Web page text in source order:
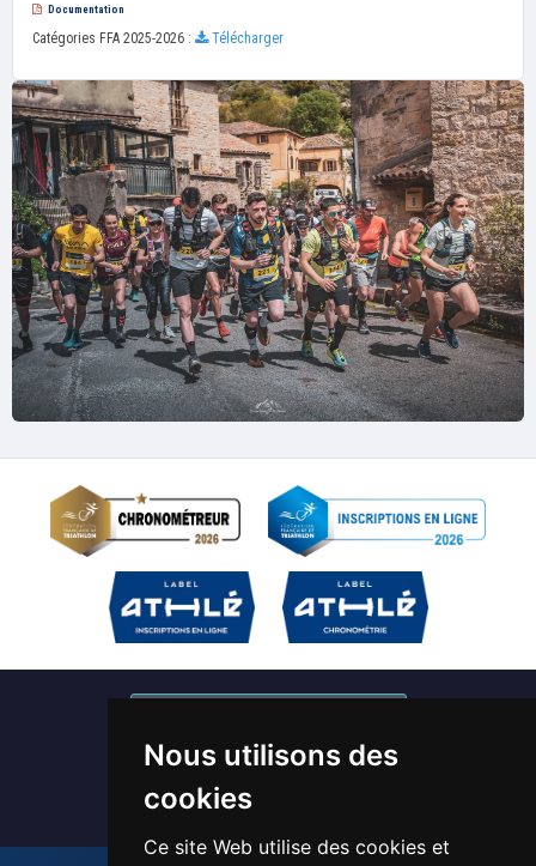
Nous utilisons des
cookies
Ce site Web utilise des cookies et
Documentation
Catégories FFA 2025-2026 : Télécharger
Devenir bénévole / Chronométreur